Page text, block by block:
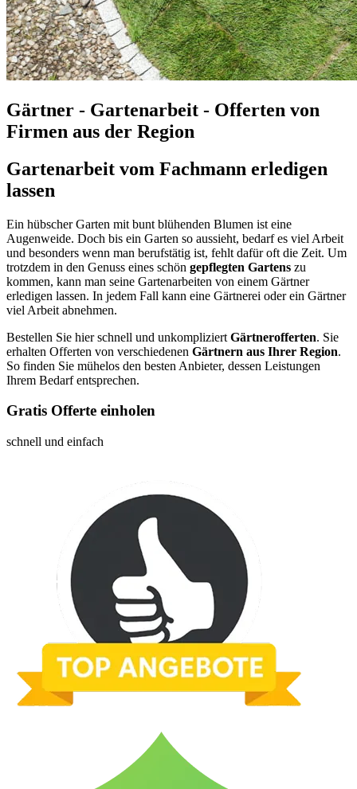
Gärtner - Gartenarbeit - Offerten von
Firmen aus der Region
Gartenarbeit vom Fachmann erledigen
lassen
Ein hübscher Garten mit bunt blühenden Blumen ist eine
Augenweide. Doch bis ein Garten so aussieht, bedarf es viel Arbeit
und besonders wenn man berufstätig ist, fehlt dafür oft die Zeit. Um
trotzdem in den Genuss eines schön gepflegten Gartens zu
kommen, kann man seine Gartenarbeiten von einem Gärtner
erledigen lassen. In jedem Fall kann eine Gärtnerei oder ein Gärtner
viel Arbeit abnehmen.
Bestellen Sie hier schnell und unkompliziert Gärtnerofferten. Sie
erhalten Offerten von verschiedenen Gärtnern aus Ihrer Region.
So finden Sie mühelos den besten Anbieter, dessen Leistungen
Ihrem Bedarf entsprechen.
Gratis Offerte einholen
schnell und einfach